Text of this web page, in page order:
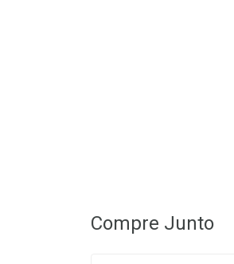
Compre Junto